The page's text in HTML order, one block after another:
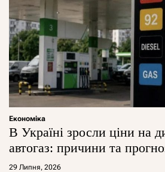
Економіка
В Україні зросли ціни на
автогаз: причини та
29 Липня, 2026